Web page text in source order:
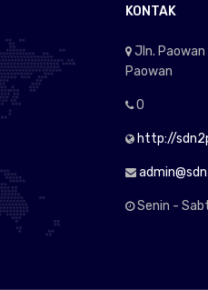
KONTAK
Jln. Paowan
Paowan
0
http://
Senin -